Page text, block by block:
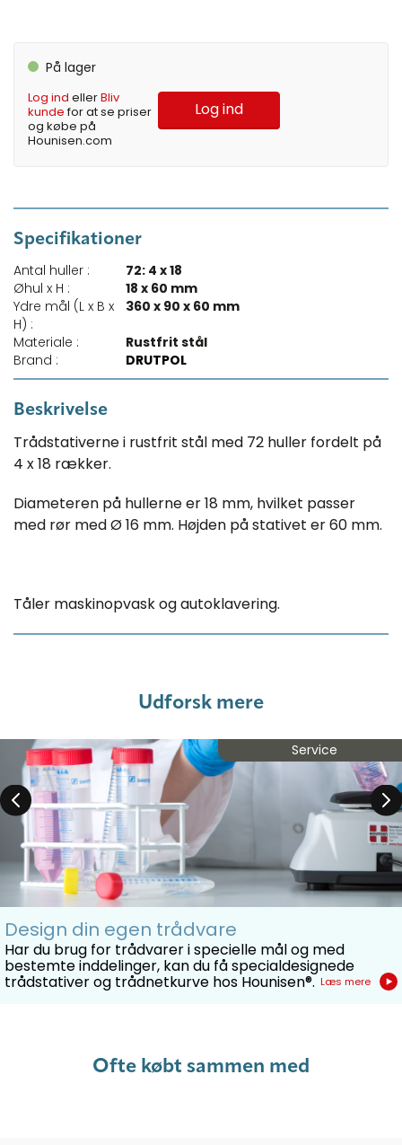
På lager
Log ind ellerBliv
kundefor at se priser
og købe på
Hounisen.com
Log ind
Specifikationer
Antal huller :
72: 4 x 18
Øhul x H :
18 x 60 mm
Ydre mål (L x B x
H) :
360 x 90 x 60 mm
Materiale :
Rustfrit stål
Brand :
DRUTPOL
Beskrivelse
Trådstativerne i rustfrit stål med 72 huller fordelt på
4 x 18 rækker.
Diameteren på hullerne er 18 mm, hvilket passer
med rør med Ø 16 mm. Højden på stativet er 60 mm.
Tåler maskinopvask og autoklavering.
Udforsk mere
Service
Design din egen trådvare
Har du brug for trådvarer i specielle mål og med
bestemte inddelinger, kan du få specialdesignede
trådstativer og trådnetkurve hos Hounisen®. Læs mere
Ofte købt sammen med